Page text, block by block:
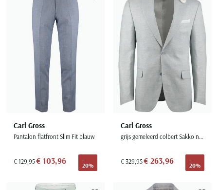
Alle merken
Carl Gross
Pantalon flatfront Slim Fit blauw
€ 129,95€ 103,96
-
20%
Toevoegen aan favorieten
Carl Gross
grijs gemeleerd colbert Sakko normale fit bloem
€ 329,95€ 263,96
-
20%